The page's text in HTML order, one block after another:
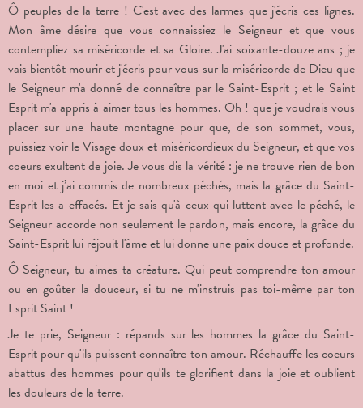
Ô peuples de la terre ! C'est avec des larmes que j'écris ces lignes.
Mon âme désire que vous connaissiez le Seigneur et que vous
contempliez sa miséricorde et sa Gloire. J'ai soixante-douze ans ; je
vais bientôt mourir et j'écris pour vous sur la miséricorde de Dieu que
le Seigneur m'a donné de connaître par le Saint-Esprit ; et le Saint
Esprit m'a appris à aimer tous les hommes. Oh ! que je voudrais vous
placer sur une haute montagne pour que, de son sommet, vous,
puissiez voir le Visage doux et miséricordieux du Seigneur, et que vos
coeurs exultent de joie. Je vous dis la vérité : je ne trouve rien de bon
en moi et j’ai commis de nombreux péchés, mais la grâce du Saint-
Esprit les a effacés. Et je sais qu'à ceux qui luttent avec le péché, le
Seigneur accorde non seulement le pardon, mais encore, la grâce du
Saint-Esprit lui réjouit l'âme et lui donne une paix douce et profonde.
Ô Seigneur, tu aimes ta créature. Qui peut comprendre ton amour
ou en goûter la douceur, si tu ne m'instruis pas toi-même par ton
Esprit Saint !
Je te prie, Seigneur : répands sur les hommes la grâce du Saint-
Esprit pour qu'ils puissent connaître ton amour. Réchauffe les coeurs
abattus des hommes pour qu'ils te glorifient dans la joie et oublient
les douleurs de la terre.